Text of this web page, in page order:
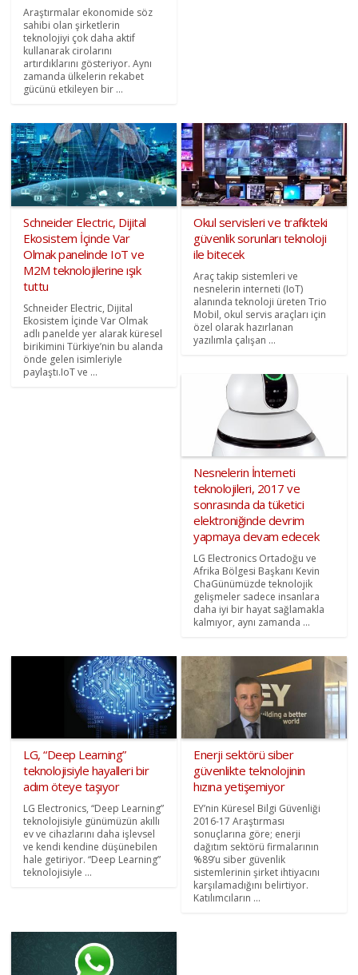
Araştırmalar ekonomide söz
sahibi olan şirketlerin
teknolojiyi çok daha aktif
kullanarak cirolarını
artırdıklarını gösteriyor. Aynı
zamanda ülkelerin rekabet
gücünü etkileyen bir ...
Schneider Electric, Dijital
Ekosistem İçinde Var
Olmak panelinde IoT ve
M2M teknolojilerine ışık
tuttu
Schneider Electric, Dijital
Ekosistem İçinde Var Olmak
adlı panelde yer alarak küresel
birikimini Türkiye’nin bu alanda
önde gelen isimleriyle
paylaştı.IoT ve ...
Okul servisleri ve trafikteki
güvenlik sorunları teknoloji
ile bitecek
Araç takip sistemleri ve
nesnelerin interneti (IoT)
alanında teknoloji üreten Trio
Mobil, okul servis araçları için
özel olarak hazırlanan
yazılımla çalışan ...
Nesnelerin İnterneti
teknolojileri, 2017 ve
sonrasında da tüketici
elektroniğinde devrim
yapmaya devam edecek
LG Electronics Ortadoğu ve
Afrika Bölgesi Başkanı Kevin
ChaGünümüzde teknolojik
gelişmeler sadece insanlara
daha iyi bir hayat sağlamakla
kalmıyor, aynı zamanda ...
LG, “Deep Learning”
teknolojisiyle hayalleri bir
adım öteye taşıyor
LG Electronics, “Deep Learning”
teknolojisiyle günümüzün akıllı
ev ve cihazlarını daha işlevsel
ve kendi kendine düşünebilen
hale getiriyor. “Deep Learning”
teknolojisiyle ...
Enerji sektörü siber
güvenlikte teknolojinin
hızına yetişemiyor
EY’nin Küresel Bilgi Güvenliği
2016-17 Araştırması
sonuçlarına göre; enerji
dağıtım sektörü firmalarının
%89’u siber güvenlik
sistemlerinin şirket ihtiyacını
karşılamadığını belirtiyor.
Katılımcıların ...